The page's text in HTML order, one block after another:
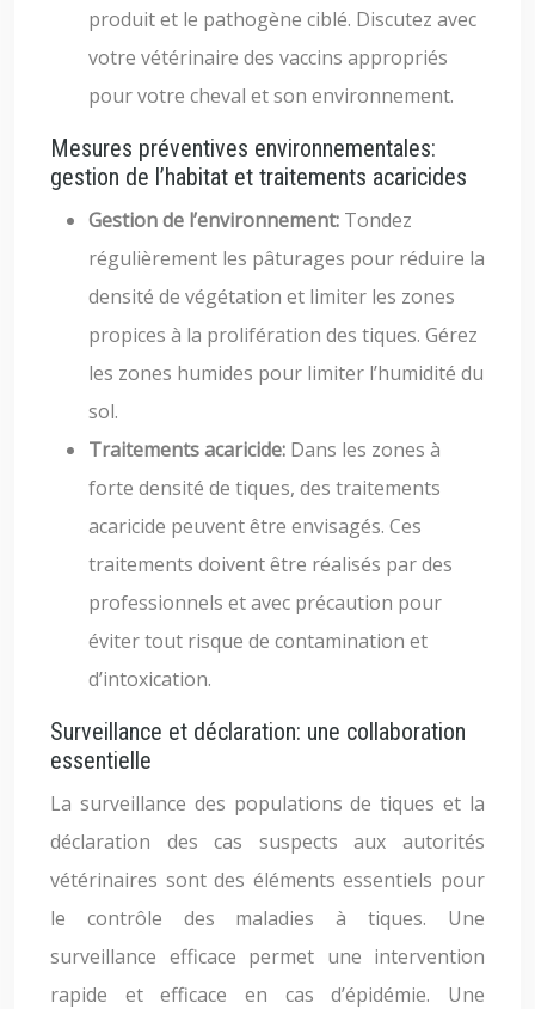
produit et le pathogène ciblé. Discutez avec
votre vétérinaire des vaccins appropriés
pour votre cheval et son environnement.
Mesures préventives environnementales:
gestion de l’habitat et traitements acaricides
Gestion de l’environnement: Tondez
régulièrement les pâturages pour réduire la
densité de végétation et limiter les zones
propices à la prolifération des tiques. Gérez
les zones humides pour limiter l’humidité du
sol.
Traitements acaricide: Dans les zones à
forte densité de tiques, des traitements
acaricide peuvent être envisagés. Ces
traitements doivent être réalisés par des
professionnels et avec précaution pour
éviter tout risque de contamination et
d’intoxication.
Surveillance et déclaration: une collaboration
essentielle
La surveillance des populations de tiques et la
déclaration des cas suspects aux autorités
vétérinaires sont des éléments essentiels pour
le contrôle des maladies à tiques. Une
surveillance efficace permet une intervention
rapide et efficace en cas d’épidémie. Une